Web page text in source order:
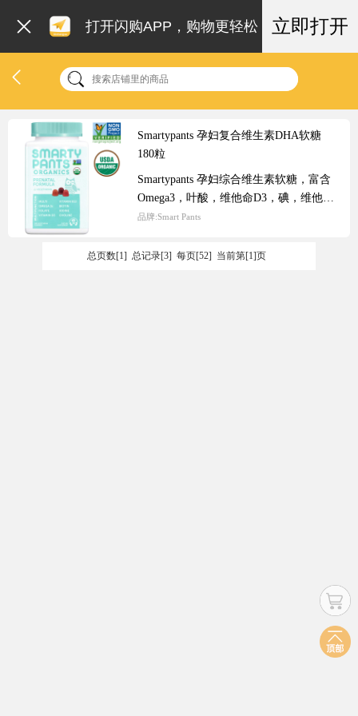
打开闪购APP，购物更轻松 立即打开
Smartypants 孕妇复合维生素DHA软糖
180粒
Smartypants 孕妇综合维生素软糖，富含
Omega3，叶酸，维他命D3，碘，维他命
B12，非转基因，不含人工色素和防腐剂
女，每日4粒，可全面均衡的补充营养~
品牌:Smart Pants
总页数[1] 总记录[3] 每页[52] 当前第[1]页